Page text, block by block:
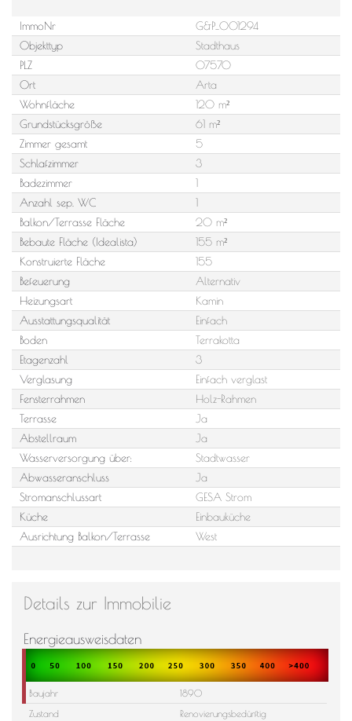
ImmoNr
G&P_001294
Objekttyp
Stadthaus
PLZ
07570
Ort
Arta
Wohnfläche
120 m²
Grundstücksgröße
61 m²
Zimmer gesamt
5
Schlafzimmer
3
Badezimmer
1
Anzahl sep. WC
1
Balkon/Terrasse Fläche
20 m²
Bebaute Fläche (Idealista)
155 m²
Konstruierte Fläche
155
Befeuerung
Alternativ
Heizungsart
Kamin
Ausstattungsqualität
Einfach
Boden
Terrakotta
Etagenzahl
3
Verglasung
Einfach verglast
Fensterrahmen
Holz-Rahmen
Terrasse
Ja
Abstellraum
Ja
Wasserversorgung über:
Stadtwasser
Abwasseranschluss
Ja
Stromanschlussart
GESA Strom
Küche
Einbauküche
Ausrichtung Balkon/Terrasse
West
Details zur Immobilie
Energieausweisdaten
Baujahr
1890
Zustand
Renovierungsbedürftig